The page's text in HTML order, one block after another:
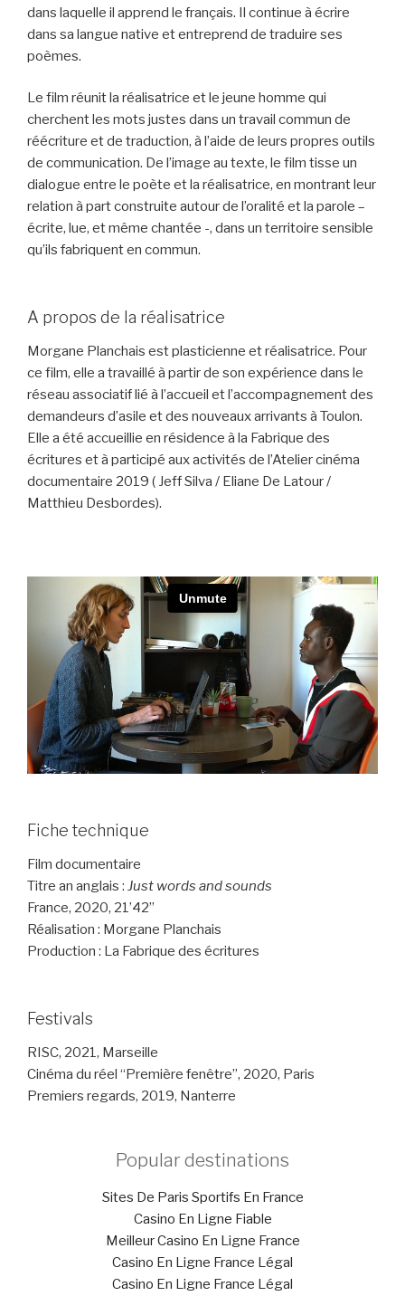
dans laquelle il apprend le français. Il continue à écrire
dans sa langue native et entreprend de traduire ses
poèmes.
Le film réunit la réalisatrice et le jeune homme qui
cherchent les mots justes dans un travail commun de
réécriture et de traduction, à l’aide de leurs propres outils
de communication. De l’image au texte, le film tisse un
dialogue entre le poète et la réalisatrice, en montrant leur
relation à part construite autour de l’oralité et la parole –
écrite, lue, et même chantée -, dans un territoire sensible
qu’ils fabriquent en commun.
A propos de la réalisatrice
Morgane Planchais est plasticienne et réalisatrice. Pour
ce film, elle a travaillé à partir de son expérience dans le
réseau associatif lié à l’accueil et l’accompagnement des
demandeurs d’asile et des nouveaux arrivants à Toulon.
Elle a été accueillie en résidence à la Fabrique des
écritures et à participé aux activités de l’Atelier cinéma
documentaire 2019 ( Jeff Silva / Eliane De Latour /
Matthieu Desbordes).
Fiche technique
Film documentaire
Titre an anglais : Just words and sounds
France, 2020, 21’42”
Réalisation : Morgane Planchais
Production : La Fabrique des écritures
Festivals
RISC, 2021, Marseille
Cinéma du réel “Première fenêtre”, 2020, Paris
Premiers regards, 2019, Nanterre
Popular destinations
Sites De Paris Sportifs En France
Casino En Ligne Fiable
Meilleur Casino En Ligne France
Casino En Ligne France Légal
Casino En Ligne France Légal